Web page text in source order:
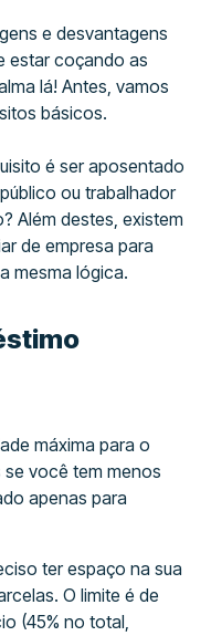
e desvantagens
estar coçando as
lá! Antes, vamos
básicos.
é ser aposentado
ou trabalhador
Além destes, existem
de empresa para
mesma lógica.
máxima para o
você tem menos
apenas para
ter espaço na sua
O limite é de
(45% no total,